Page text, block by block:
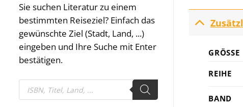
Sie suchen Literatur zu einem
bestimmten Reiseziel? Einfach das
gewünschte Ziel (Stadt, Land, ...)
eingeben und Ihre Suche mit Enter
bestätigen.
Products
search
GRÖSSE
REIHE
BAND